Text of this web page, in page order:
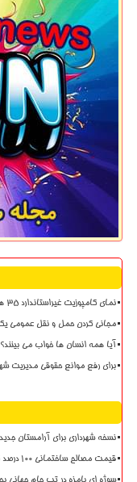
نمای کامپوزیت غیراستاندارد ۳۵ هزار ساختمان در تهران
مجانی کردن حمل و نقل عمومی
آیا همه انسان ها خواب می بینند؟
برای رفع موانع حقوقی مدیریت
نسخه شهرداری برای آرامستان
قیمت مصالح ساختمانی ۱۰۰ درصد گران گردید